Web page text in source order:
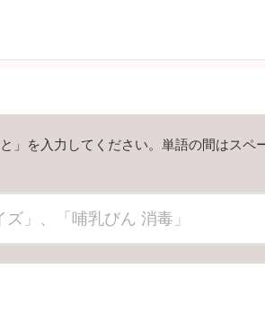
」を入力してください。単語の間はスペ